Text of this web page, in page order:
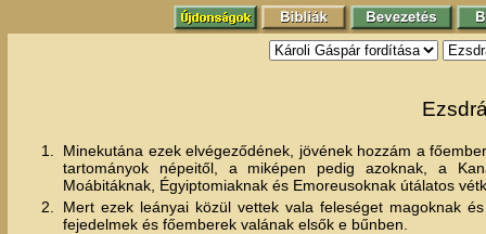
1.
Minekutána ezek elvégeződének, jövének hozzám a
tartományok népeitől, a miképen pedig azoknak, a
Moábitáknak, Égyiptomiaknak és Emoreusoknak útálatos
2.
Mert ezek leányai közül vettek vala feleséget magoknak
fejedelmek és főemberek valának elsők e bűnben.